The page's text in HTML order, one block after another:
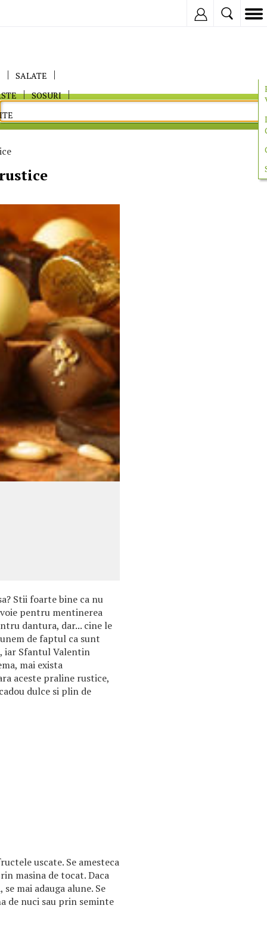
SALATE
SOSURI
Stii foarte bine ca nu
pentru mentinerea
dantura, dar... cine le
de faptul ca sunt
iar Sfantul Valentin
mai exista
aceste praline rustice,
dulce si plin de
uscate. Se amesteca
masina de tocat. Daca
mai adauga alune. Se
de nuci sau prin seminte